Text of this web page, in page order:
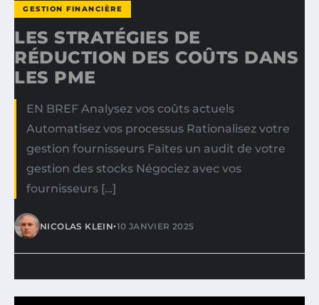
GESTION FINANCIÈRE
LES STRATÉGIES DE
RÉDUCTION DES COÛTS DANS
LES PME
EN BREF Analysez vos coûts actuels
Automatisez vos processus Rationalisez votre
gestion fournisseurs Faites un audit de votre
gestion des stocks Négociez avec vos
fournisseurs […]
NICOLAS KLEIN•10 JANVIER 2025